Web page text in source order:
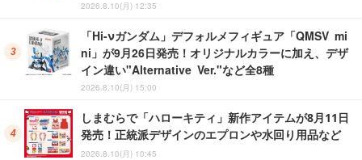
2026.8.10(月) 12:35
「Hi-νガンダム」デフォルメフィギュア「QMSV mi
ni」が9月26日発売！オリジナルカラーに加え、デザ
イン違い"Alternative Ver."など全8種
2026.8.10(月) 15:00
しまむらで「ハローキティ」新作アイテムが8月11日
発売！正統派デザインのエプロンや水回り用品など
2026.8.10(月) 10:45